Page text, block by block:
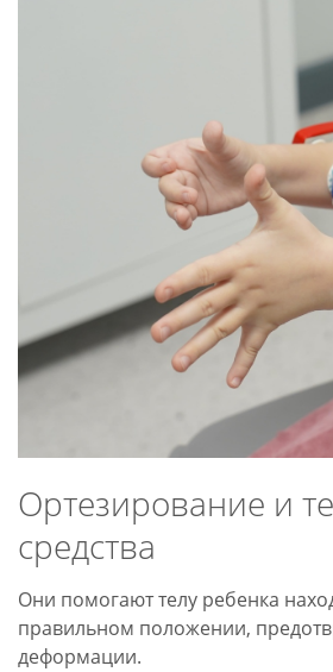
Ортезирование и
средства
Они помогают телу ребенка
правильном положении,
деформации.